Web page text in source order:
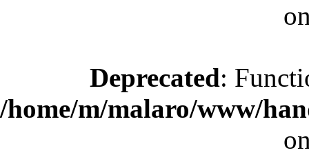
Deprecated:
/home/m/malaro/www/